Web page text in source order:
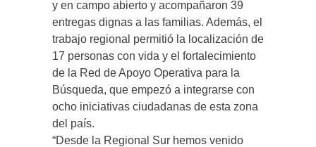
y en campo abierto y acompañaron 39
entregas dignas a las familias. Además, el
trabajo regional permitió la localización de
17 personas con vida y el fortalecimiento
de la Red de Apoyo Operativa para la
Búsqueda, que empezó a integrarse con
ocho iniciativas ciudadanas de esta zona
del país.
“Desde la Regional Sur hemos venido